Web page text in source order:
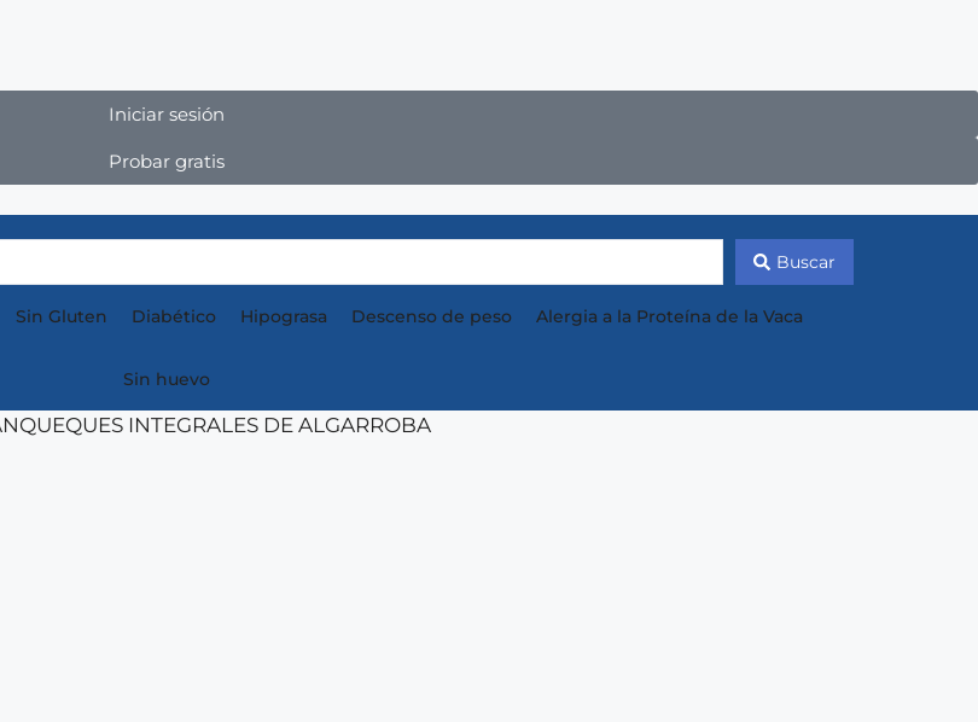
Iniciar sesión
Probar gratis
Buscar
Sin Gluten Diabético Hipograsa Descenso de peso Alergia a la Proteína de la Vaca
Sin huevo